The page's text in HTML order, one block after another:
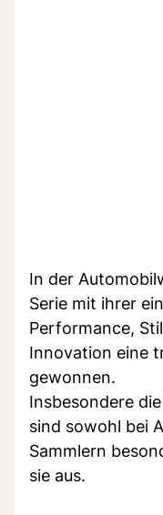
In der
Serie mit ihrer
Performance,
Innovation eine
gewonnen.
Insbesondere
sind sowohl bei
Sammlern
sie aus.